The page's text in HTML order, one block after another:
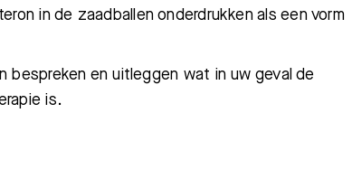
in de zaadballen onderdrukken als een vorm
bespreken en uitleggen wat in uw geval de
is.